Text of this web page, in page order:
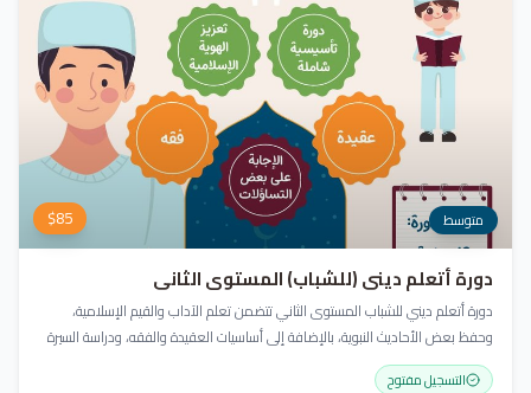
متوسط $85
دورة أتعلم ديني (للشباب) المستوى الثاني
دورة أتعلم ديني للشباب المستوى الثاني تتضمن تعلم الآداب والقيم الإسلامية،
وحفظ بعض الأحاديث النبوية، بالإضافة إلى أساسيات العقيدة والفقه، ودراسة السيرة
النبوية (فقه الصيام، عقيدة، سيرة).
التسجيل مفتوح